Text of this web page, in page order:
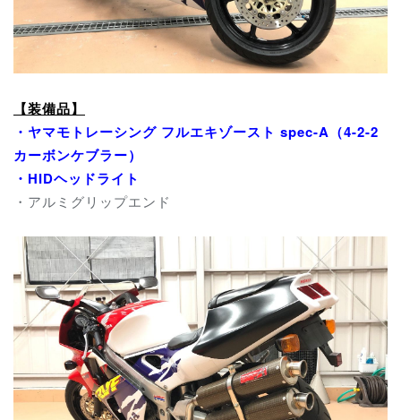
【装備品】
・ヤマモトレーシング フルエキゾースト spec-A（4-2-2
カーボンケブラー）
・HIDヘッドライト
・アルミグリップエンド